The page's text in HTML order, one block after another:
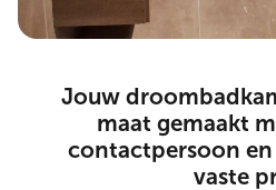
Jouw
maat gemaakt
contactpersoon en
vaste